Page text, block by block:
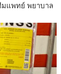
มแพทย์ พยาบาล